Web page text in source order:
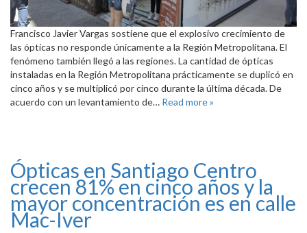
Francisco Javier Vargas sostiene que el explosivo crecimiento de
las ópticas no responde únicamente a la Región Metropolitana. El
fenómeno también llegó a las regiones. La cantidad de ópticas
instaladas en la Región Metropolitana prácticamente se duplicó en
cinco años y se multiplicó por cinco durante la última década. De
acuerdo con un levantamiento de… Read more »
Ópticas en Santiago Centro
crecen 81% en cinco años y la
mayor concentración es en calle
Mac-Iver